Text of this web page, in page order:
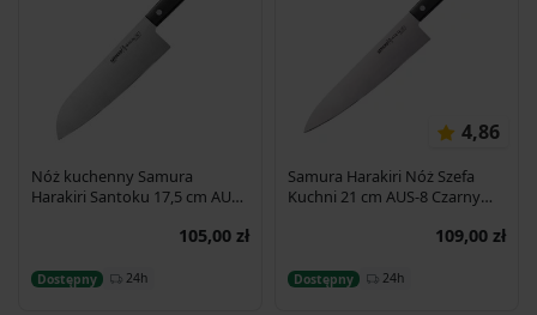
Nóż kuchenny Samura
Harakiri Santoku 17,5 cm AUS-
105,00 zł
Dostępny 24h
Dodaj do koszyka
4,86
Samura Harakiri Nóż Szefa
Kuchni 21 cm AUS-8 Czarny
109,00 zł
Dostępny 24h
Dodaj do koszyka